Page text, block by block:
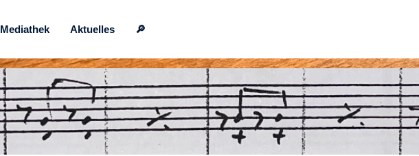
Mediathek Aktuelles 🔎